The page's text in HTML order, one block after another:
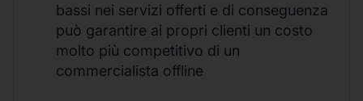
bassi nei servizi offerti e di conseguenza
può garantire ai propri clienti un costo
molto più competitivo di un
commercialista offline